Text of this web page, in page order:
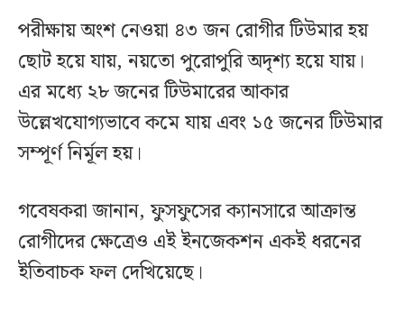
পরীক্ষায় অংশ নেওয়া ৪৩ জন রোগীর টিউমার হয়
ছোট হয়ে যায়, নয়তো পুরোপুরি অদৃশ্য হয়ে যায়।
এর মধ্যে ২৮ জনের টিউমারের আকার
উল্লেখযোগ্যভাবে কমে যায় এবং ১৫ জনের টিউমার
সম্পূর্ণ নির্মূল হয়।
গবেষকরা জানান, ফুসফুসের ক্যানসারে আক্রান্ত
রোগীদের ক্ষেত্রেও এই ইনজেকশন একই ধরনের
ইতিবাচক ফল দেখিয়েছে।